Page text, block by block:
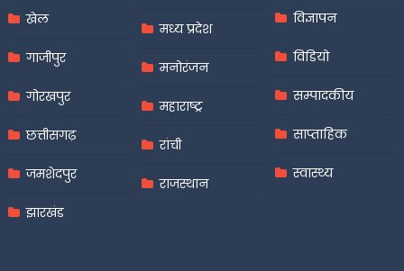
खेल
गाजीपुर
गोरखपुर
छत्तीसगढ़
जमशेदपुर
झारखंड
मध्य प्रदेश
मनोरंजन
महाराष्ट्र
रांची
राजस्थान
विज्ञापन
विडियो
सम्पादकीय
साप्ताहिक
स्वास्थ्य